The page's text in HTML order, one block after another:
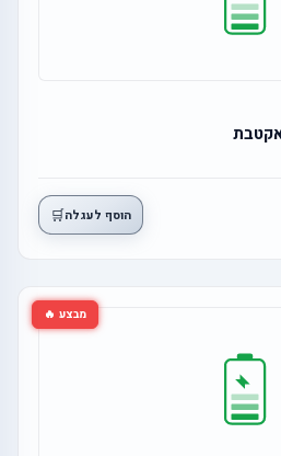
הוסף לעגלה🛒
מבצע 🔥